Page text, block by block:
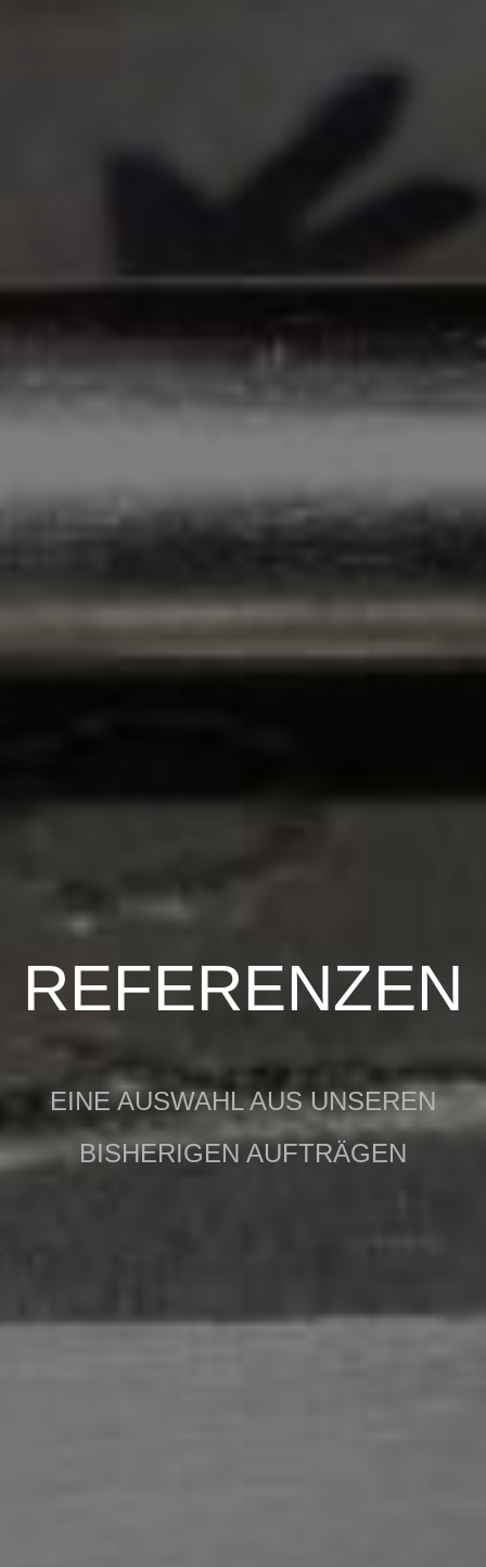
REFERENZEN
EINE AUSWAHL AUS UNSEREN
BISHERIGEN AUFTRÄGEN